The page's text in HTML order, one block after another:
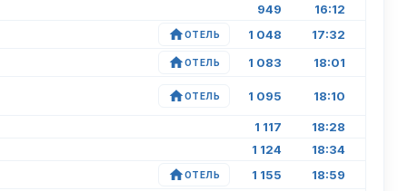
949 16:12
ОТЕЛЬ 1 048 17:32
ОТЕЛЬ 1 083 18:01
ОТЕЛЬ 1 095 18:10
1 117 18:28
1 124 18:34
ОТЕЛЬ 1 155 18:59